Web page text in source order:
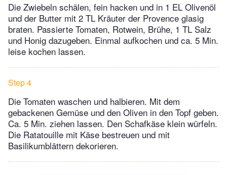
Die Zwiebeln schälen, fein hacken und in 1 EL Olivenöl
und der Butter mit 2 TL Kräuter der Provence glasig
braten. Passierte Tomaten, Rotwein, Brühe, 1 TL Salz
und Honig dazugeben. Einmal aufkochen und ca. 5 Min.
leise kochen lassen.
Step 4
Die Tomaten waschen und halbieren. Mit dem
gebackenen Gemüse und den Oliven in den Topf geben.
Ca. 5 Min. ziehen lassen. Den Schafkäse klein würfeln.
Die Ratatouille mit Käse bestreuen und mit
Basilikumblättern dekorieren.